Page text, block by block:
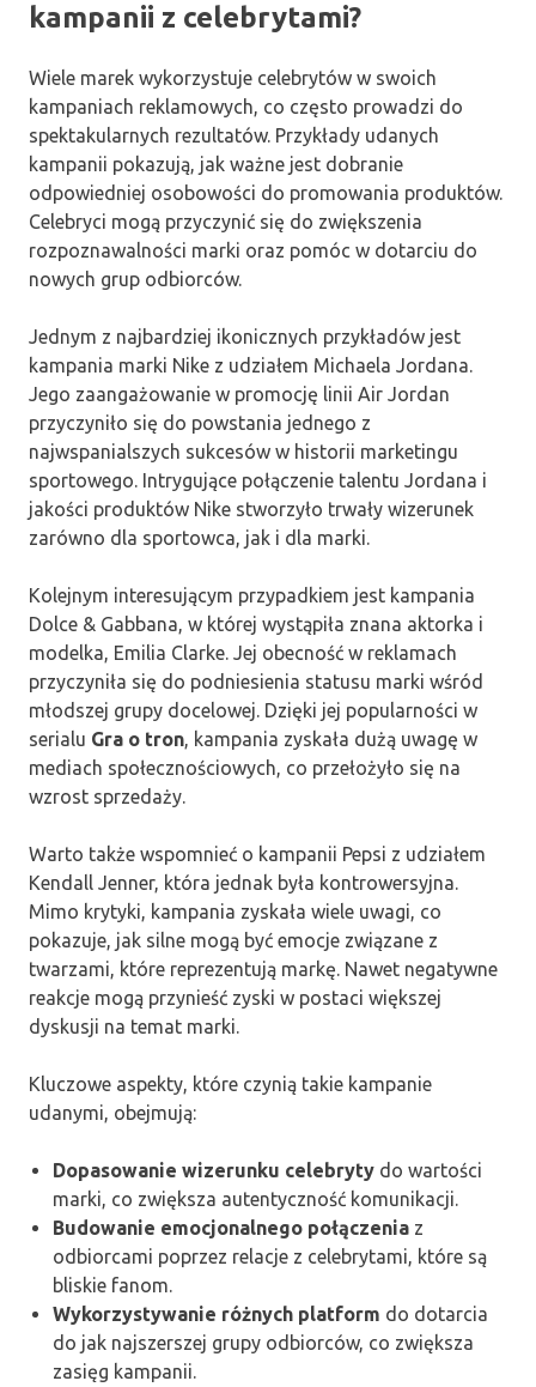
kampanii z celebrytami?
Wiele marek wykorzystuje celebrytów w swoich
kampaniach reklamowych, co często prowadzi do
spektakularnych rezultatów. Przykłady udanych
kampanii pokazują, jak ważne jest dobranie
odpowiedniej osobowości do promowania produktów.
Celebryci mogą przyczynić się do zwiększenia
rozpoznawalności marki oraz pomóc w dotarciu do
nowych grup odbiorców.
Jednym z najbardziej ikonicznych przykładów jest
kampania marki Nike z udziałem Michaela Jordana.
Jego zaangażowanie w promocję linii Air Jordan
przyczyniło się do powstania jednego z
najwspanialszych sukcesów w historii marketingu
sportowego. Intrygujące połączenie talentu Jordana i
jakości produktów Nike stworzyło trwały wizerunek
zarówno dla sportowca, jak i dla marki.
Kolejnym interesującym przypadkiem jest kampania
Dolce & Gabbana, w której wystąpiła znana aktorka i
modelka, Emilia Clarke. Jej obecność w reklamach
przyczyniła się do podniesienia statusu marki wśród
młodszej grupy docelowej. Dzięki jej popularności w
serialu Gra o tron, kampania zyskała dużą uwagę w
mediach społecznościowych, co przełożyło się na
wzrost sprzedaży.
Warto także wspomnieć o kampanii Pepsi z udziałem
Kendall Jenner, która jednak była kontrowersyjna.
Mimo krytyki, kampania zyskała wiele uwagi, co
pokazuje, jak silne mogą być emocje związane z
twarzami, które reprezentują markę. Nawet negatywne
reakcje mogą przynieść zyski w postaci większej
dyskusji na temat marki.
Kluczowe aspekty, które czynią takie kampanie
udanymi, obejmują:
Dopasowanie wizerunku celebryty do wartości
marki, co zwiększa autentyczność komunikacji.
Budowanie emocjonalnego połączenia z
odbiorcami poprzez relacje z celebrytami, które są
bliskie fanom.
Wykorzystywanie różnych platform do dotarcia
do jak najszerszej grupy odbiorców, co zwiększa
zasięg kampanii.